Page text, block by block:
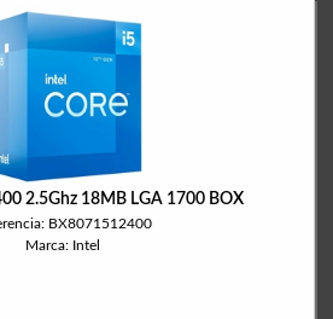
2.5Ghz 18MB LGA 1700 BOX
BX8071512400
Marca: Intel